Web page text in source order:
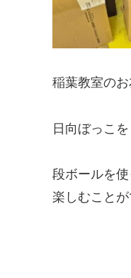
稲葉教室の
日向ぼっこ
段ボールを
楽しむことが